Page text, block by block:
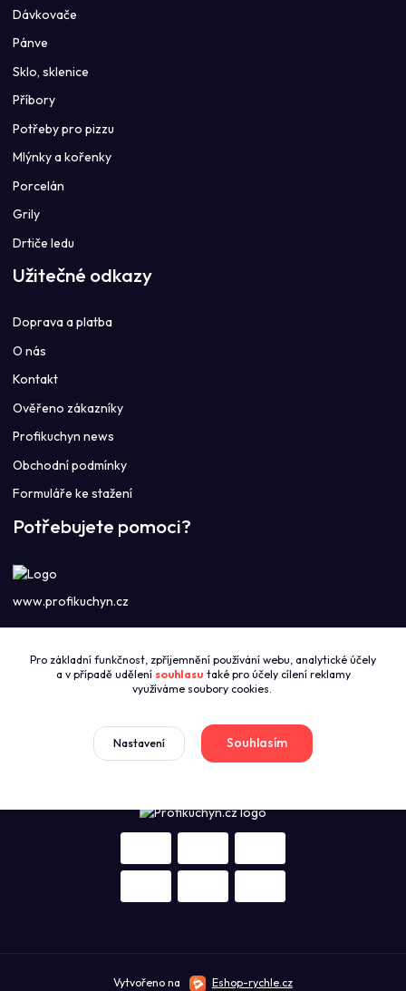
Dávkovače
Pánve
Sklo, sklenice
Příbory
Potřeby pro pizzu
Mlýnky a kořenky
Porcelán
Grily
Drtiče ledu
Užitečné odkazy
Doprava a platba
O nás
Kontakt
Ověřeno zákazníky
Profikuchyn news
Obchodní podmínky
Formuláře ke stažení
Potřebujete pomoci?
www.profikuchyn.cz
+420774421626
(Po-Pá 8:00-16:00)
sales@profikuchyn.cz
Vytvořeno na Eshop-rychle.cz
Pro základní funkčnost, zpříjemnění používání webu, analytické účely
a v případě udělení souhlasu také pro účely cílení reklamy
využíváme soubory cookies.
Nastavení Souhlasím